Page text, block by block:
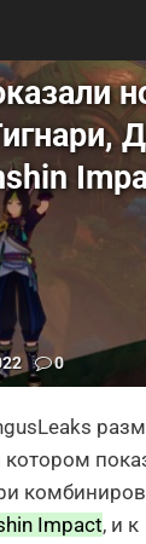
0
Impact, и к